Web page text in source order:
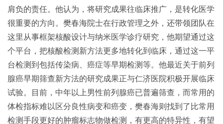
肩负的责任。他认为，将研究成果往临床推广，是转化医学
很重要的方向。樊春海院士在行政管理之外，还带领团队在
这里从事框架核酸设计与纳米医学诊疗研究，他期望通过这
个平台，把核酸检测新方法更多地转化到临床，通过这一平
台检测到包括传染病、癌症等早期检测等。他最近关于前列
腺癌早期筛查新方法的研究成果正与仁济医院积极开展临床
试验。目前，中年以上男性前列腺癌已普遍筛查，而常用的
体检指标难以区分良性病变和癌变，樊春海则找到了比常用
检测手段更好的肿瘤标志物做检测，有更高的特异性，有望